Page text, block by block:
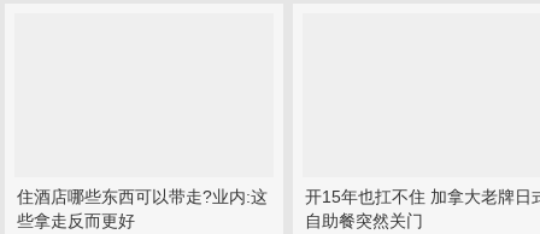
住酒店哪些东西可以带走?业内:这
些拿走反而更好
开15年也扛不住 加拿大老牌日
自助餐突然关门